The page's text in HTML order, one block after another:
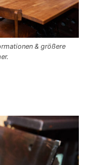
& größere